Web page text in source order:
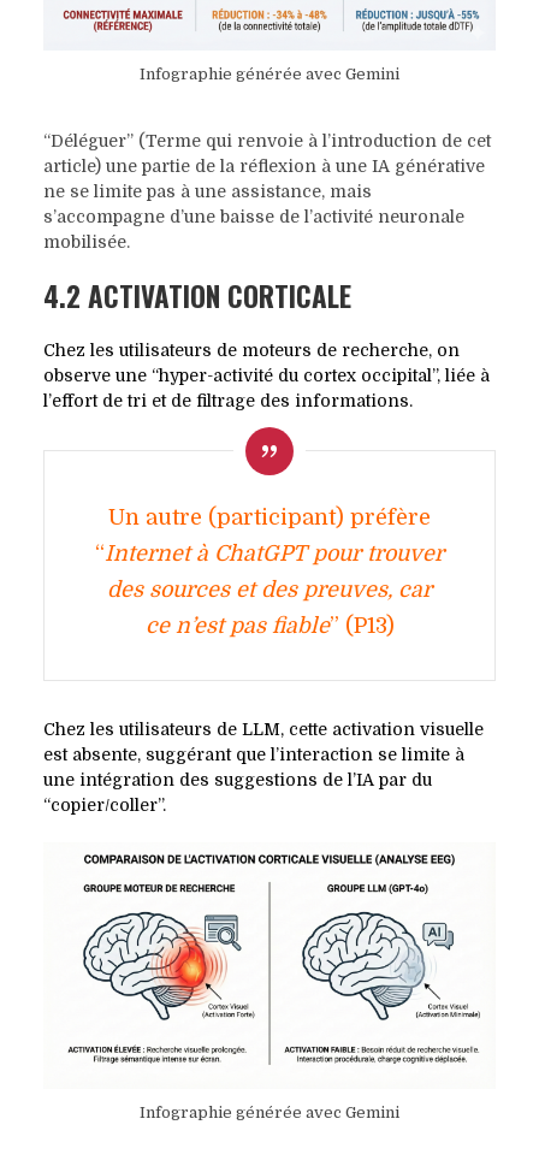
Infographie générée avec Gemini
“Déléguer” (Terme qui renvoie à l’introduction de cet
article) une partie de la réflexion à une IA générative
ne se limite pas à une assistance, mais
s’accompagne d’une baisse de l’activité neuronale
mobilisée.
4.2 ACTIVATION CORTICALE
Chez les utilisateurs de moteurs de recherche, on
observe une “hyper-activité du cortex occipital”, liée à
l’effort de tri et de filtrage des informations.
Un autre (participant) préfère
“Internet à ChatGPT pour trouver
des sources et des preuves, car
ce n’est pas fiable” (P13)
Chez les utilisateurs de LLM, cette activation visuelle
est absente, suggérant que l’interaction se limite à
une intégration des suggestions de l’IA par du
“copier/coller”.
Infographie générée avec Gemini